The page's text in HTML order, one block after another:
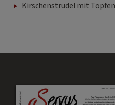
Kirschenstrudel mit Topfen